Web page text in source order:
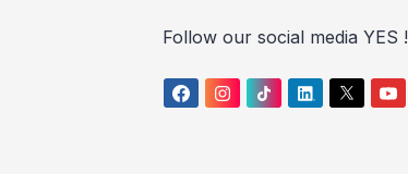
Follow our social media YES !